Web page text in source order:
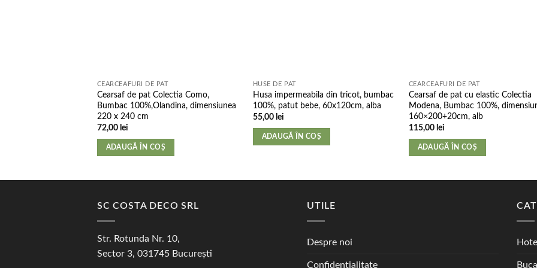
CEARCEAFURI DE PAT
Cearsaf de pat Colectia Como,
Bumbac 100%,Olandina, dimensiunea
220 x 240 cm
72,00 lei
ADAUGĂ ÎN COȘ
HUSE DE PAT
Husa impermeabila din tricot, bumbac
100%, patut bebe, 60x120cm, alba
55,00 lei
ADAUGĂ ÎN COȘ
CEARCEAFURI DE PAT
Cearsaf de pat cu elastic Colectia
Modena, Bumbac 100%,
160×200+20cm, alb
115,00 lei
ADAUGĂ ÎN COȘ
SC COSTA DECO SRL
Str. Rotunda Nr. 10,
Sector 3, 031745 București
UTILE
Despre noi
Confidențialitate